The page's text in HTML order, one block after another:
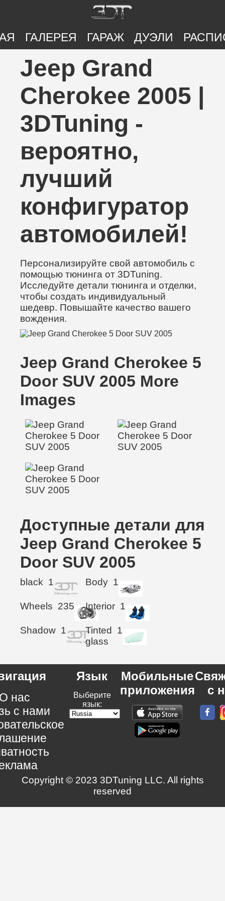
ГАЛЕРЕЯ ГАРАЖ ДУЭЛИ
Jeep Grand
Cherokee 2005 |
3DTuning -
вероятно,
лучший
конфигуратор
автомобилей!
Персонализируйте свой автомобиль с
помощью тюнинга от 3DTuning.
Исследуйте детали тюнинга и отделки,
чтобы создать индивидуальный
шедевр. Повышайте качество вашего
вождения.
Jeep Grand Cherokee 5
Door SUV 2005 More
Images
Доступные детали для
Jeep Grand Cherokee 5
Door SUV 2005
black 1 Body 1
Wheels 235 Interior 1
Shadow 1
Tinted
glass
1
нас
с нами
Язык
Выберите
язык:
Мобильные
приложения
с
Copyright © 2023 3DTuning LLC. All rights
reserved